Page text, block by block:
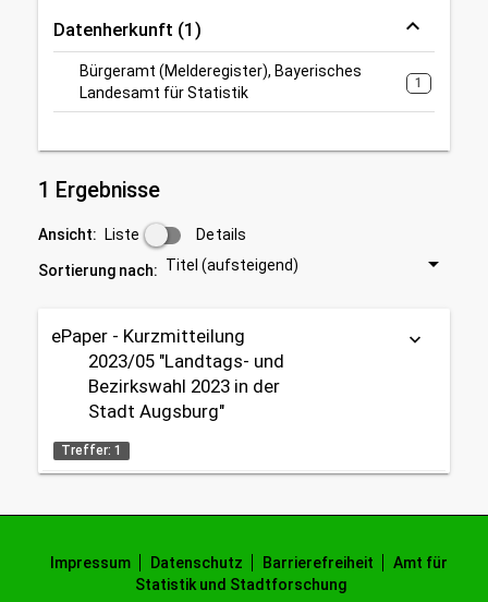
Datenherkunft (1)
Bürgeramt (Melderegister), Bayerisches
Landesamt für Statistik
1
1 Ergebnisse
Ansicht: Liste Details
Sortierung nach: Titel (aufsteigend)
ePaper - Kurzmitteilung
2023/05 "Landtags- und
Bezirkswahl 2023 in der
Stadt Augsburg"
Treffer: 1
keyboard_arrow_down
ePaper (PDF)
Datenherkunft:
Bürgeramt (Melderegister), Bayerisches Landesamt
Impressum Datenschutz Barrierefreiheit
Amt für
Statistik und Stadtforschung